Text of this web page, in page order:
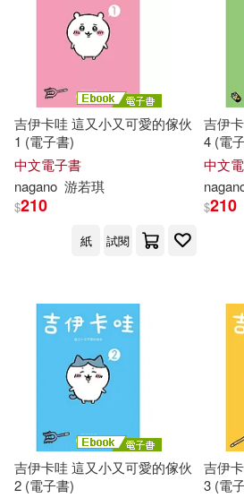
Eiko (EDT)(1)
George S. (EDT)(1)
Hanatsu(1)
Hans-Christian (TRN)(1)
Helen Cristhiane(1)
Hokkaido(1) Inge/
Jay(1)
百花洲文藝出版社(1)
講談社(1)
吉伊卡哇 這又小又可愛的傢伙
1 (電子書)
中文電子書
nagano 游若琪
$210
紙 試閱
吉伊
4 (電
中文
$210
吉伊卡哇 這又小又可愛的傢伙
2 (電子書)
吉伊
3 (電